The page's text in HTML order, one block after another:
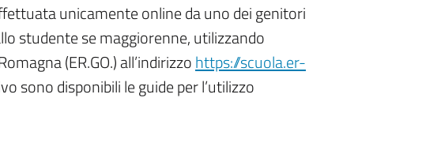
unicamente online da uno dei genitori
studente se maggiorenne, utilizzando
(ER.GO.) all’indirizzohttps://scuola.er-
sono disponibili le guide per l’utilizzo